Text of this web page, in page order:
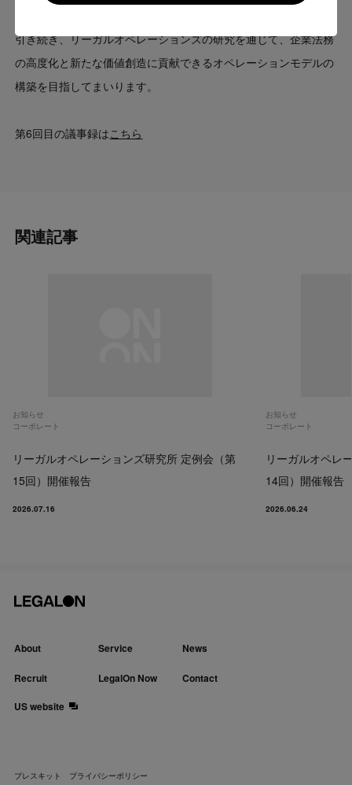
Go to US website
引き続き、リーガルオペレーションズの研究を通じて、企業法務
の高度化と新たな価値創造に貢献できるオペレーションモデルの
構築を目指してまいります。
第6回目の議事録は こちら
関連記事
お知らせ
コーポレート
リーガルオペレーションズ研究所 定例会（第
15回）開催報告
2026.07.16
お知らせ
コーポレート
リーガルオペレ
14回）開催報告
2026.06.24
About Service News
Recruit LegalOn Now
Contact
US website
プレスキット プライバシーポリシー